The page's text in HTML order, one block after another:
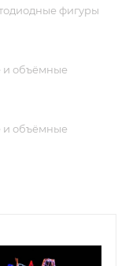
фигуры
и объёмные
и объёмные